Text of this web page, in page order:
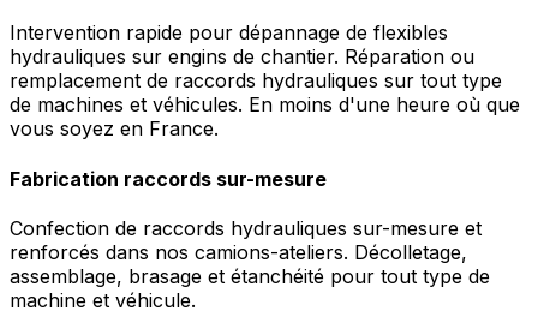
Intervention rapide pour dépannage de flexibles
hydrauliques sur engins de chantier. Réparation ou
remplacement de raccords hydrauliques sur tout type
de machines et véhicules. En moins d'une heure où que
vous soyez en France.
Fabrication raccords sur-mesure
Confection de raccords hydrauliques sur-mesure et
renforcés dans nos camions-ateliers. Décolletage,
assemblage, brasage et étanchéité pour tout type de
machine et véhicule.